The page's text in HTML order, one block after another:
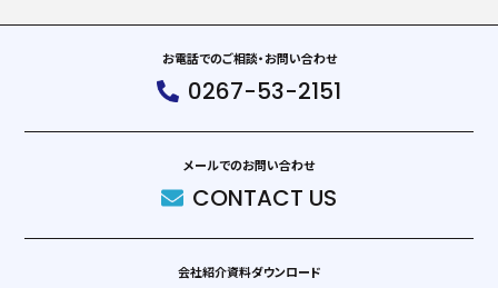
お電話でのご相談・お問い合わせ
0267-53-2151
メールでのお問い合わせ
CONTACT US
会社紹介資料ダウンロード